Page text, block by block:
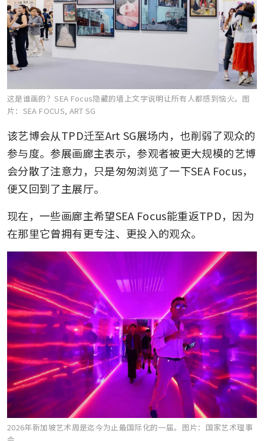
这是谁画的？SEA Focus隐藏的墙上文字说明让所有人都感到恼火。 图
片：SEA FOCUS, ART SG
该艺博会从TPD迁至Art SG展场内，也削弱了观众的
参与度。参展画廊主表示，参观者被更大规模的艺博
会分散了注意力，只是匆匆浏览了一下SEA Focus，
便又回到了主展厅。
现在，一些画廊主希望SEA Focus能重返TPD，因为
在那里它曾拥有更专注、更投入的观众。
2026年新加坡艺术周是迄今为止最国际化的一届。 图片：国家艺术理事